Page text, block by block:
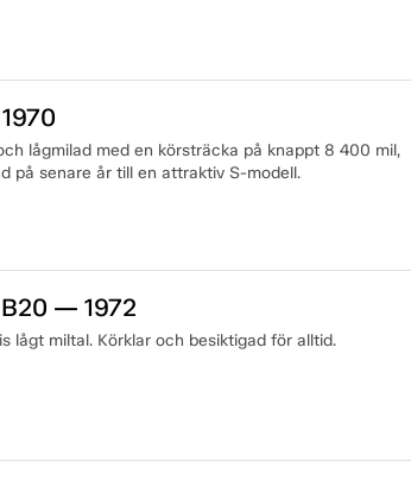
lågmilad med en körsträcka på knappt 8 400 mil,
på senare år till en attraktiv S-modell.
— 1972
lågt miltal. Körklar och besiktigad för alltid.